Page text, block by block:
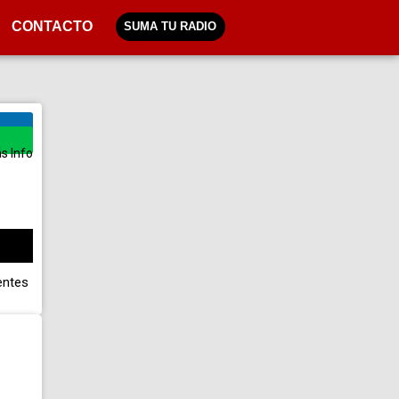
CONTACTO SUMA TU RADIO
Info